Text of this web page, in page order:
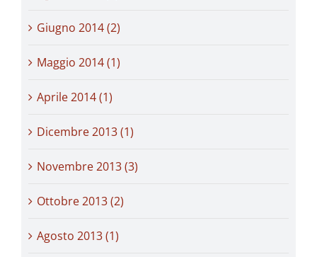
Giugno 2014 (2)
Maggio 2014 (1)
Aprile 2014 (1)
Dicembre 2013 (1)
Novembre 2013 (3)
Ottobre 2013 (2)
Agosto 2013 (1)